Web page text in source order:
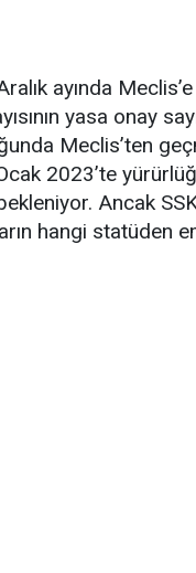
ayında
yasa onay
Meclis’ten
2023’te
Ancak
hangi statüden